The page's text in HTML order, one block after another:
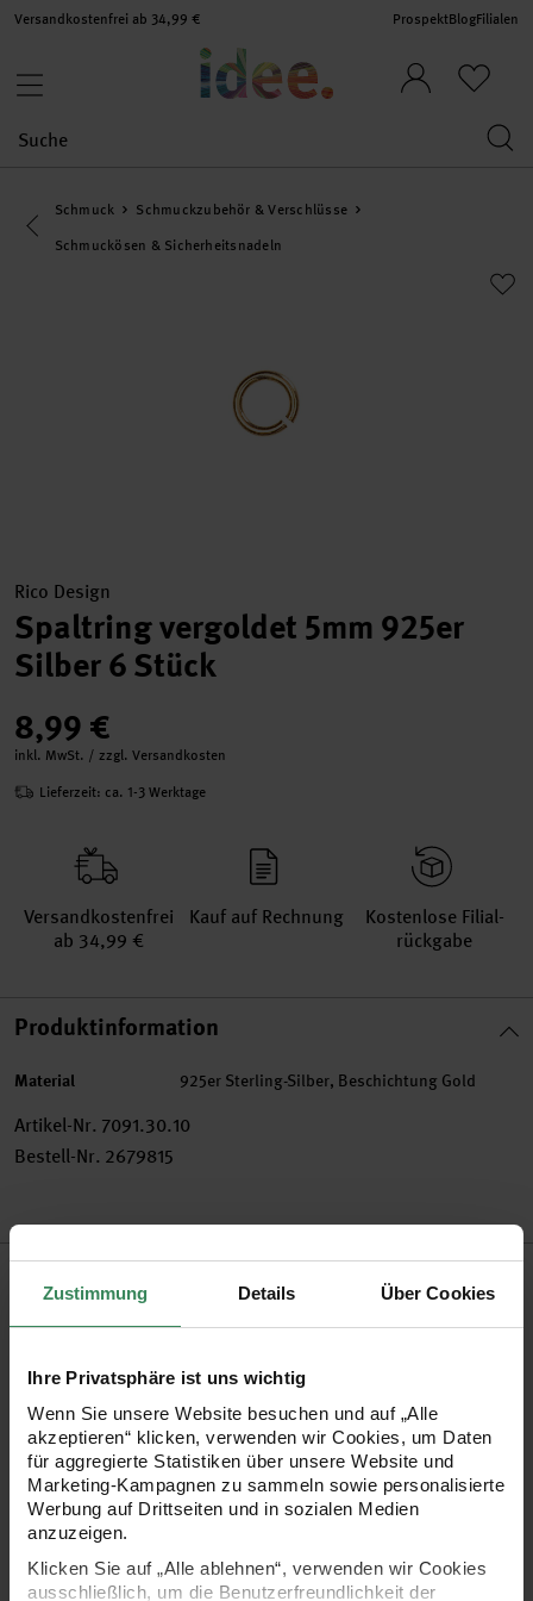
Zustimmung Details Über Cookies
Ihre Privatsphäre ist uns wichtig
Wenn Sie unsere Website besuchen und auf „Alle
akzeptieren“ klicken, verwenden wir Cookies, um Daten
für aggregierte Statistiken über unsere Website und
Marketing-Kampagnen zu sammeln sowie personalisierte
Werbung auf Drittseiten und in sozialen Medien
anzuzeigen.
Klicken Sie auf „Alle ablehnen“, verwenden wir Cookies
ausschließlich, um die Benutzerfreundlichkeit der
Versandkostenfrei ab 34,99 € ProspektBlogFilialen
Eine Kategorie zurück navigieren
Schmuck
Schmuckzubehör & Verschlüsse
Schmuckösen & Sicherheitsnadeln
Rico Design
Spaltring vergoldet 5mm 925er
Silber 6 Stück
8,99 €
inkl. MwSt. / zzgl. Versandkosten
Lieferzeit: ca. 1-3 Werktage
Versand­kosten­frei
ab 34,99 €
Kauf auf Rechnung
Kosten­lose Filial­
rückgabe
Produktinformation
Material 925er Sterling-Silber, Beschichtung Gold
Artikel-Nr. 7091.30.10
Bestell-Nr. 2679815
Produktbeschreibung
Vereinzelte Schmuckelemente in Ketten setzen Sie mit
Zwischenringen geschickt in Szene. Zusätzlich können Sie
Kettenenden durch einen Zwischenring dauerhaft mit einem
Verschluss verknüpfen.
aus 925er Silber, mit 24 karätigem Gold beschichtet
Größe: 5mm
Inhalt: 2 Stück